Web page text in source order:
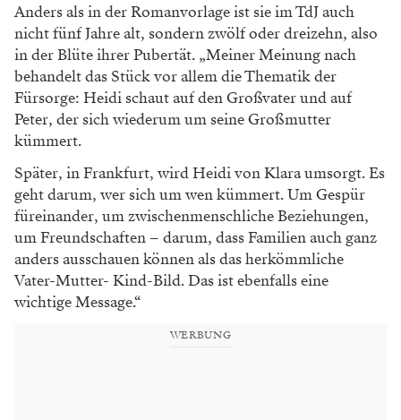
Anders als in der Romanvorlage ist sie im TdJ auch
nicht fünf Jahre alt, sondern zwölf oder dreizehn, also
in der Blüte ihrer Pubertät. „Meiner Meinung nach
behandelt das Stück vor allem die Thematik der
Fürsorge: Heidi schaut auf den Großvater und auf
Peter, der sich wiederum um seine Großmutter
kümmert.
Später, in Frankfurt, wird Heidi von Klara umsorgt. Es
geht darum, wer sich um wen kümmert. Um Gespür
füreinander, um zwischenmenschliche Beziehungen,
um Freundschaften – darum, dass Familien auch ganz
anders ausschauen können als das herkömmliche
Vater-Mutter- Kind-Bild. Das ist ebenfalls eine
wichtige Message.“
WERBUNG